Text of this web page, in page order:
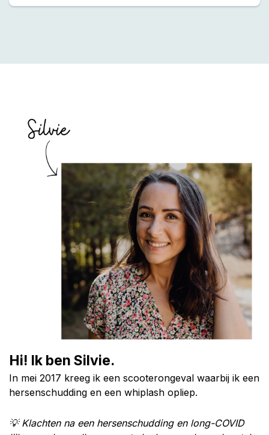
Hi! Ik ben Silvie.
In mei 2017 kreeg ik een scooterongeval waarbij ik een
hersenschudding en een whiplash opliep.
💡 Klachten na een hersenschudding en long-COVID